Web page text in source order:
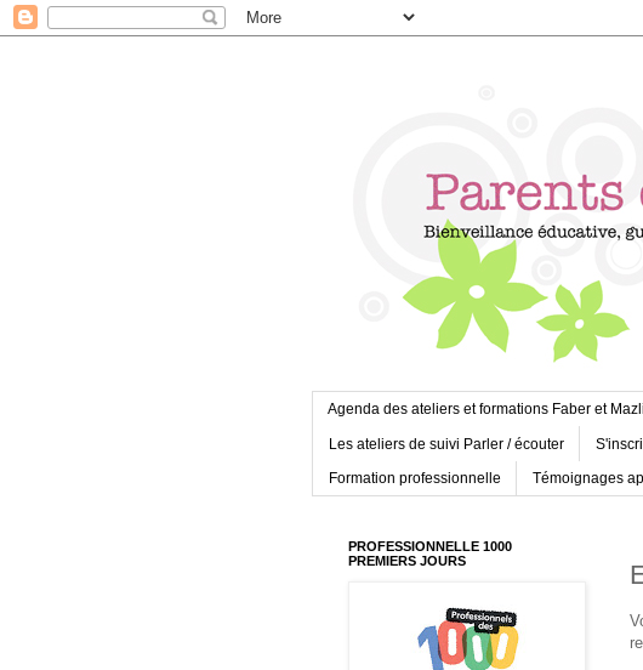
Agenda des ateliers et formations Faber et
Les ateliers de suivi Parler / écouter
Formation professionnelle Témoignages
PROFESSIONNELLE 1000
PREMIERS JOURS